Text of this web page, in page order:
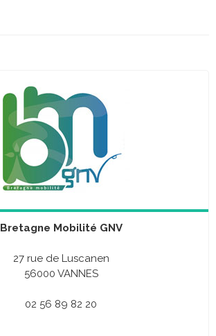
Bretagne Mobilité GNV
27 rue de Luscanen
56000 VANNES
02 56 89 82 20